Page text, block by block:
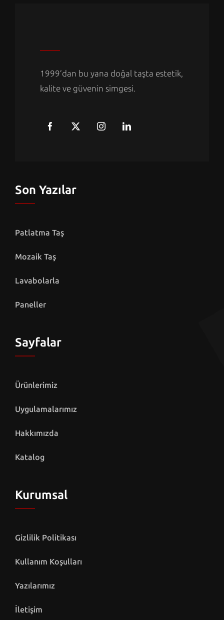
1999’dan bu yana doğal taşta estetik,
kalite ve güvenin simgesi.
Son Yazılar
Patlatma Taş
Mozaik Taş
Lavabolarla
Paneller
Sayfalar
Ürünlerimiz
Uygulamalarımız
Hakkımızda
Katalog
Kurumsal
Gizlilik Politikası
Kullanım Koşulları
Yazılarımız
İletişim